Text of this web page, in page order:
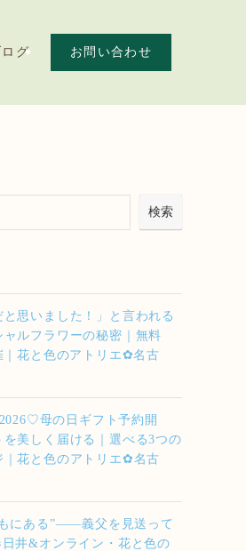
ログ お問い合わせ
検索
と思いました！」と言われる
ャルフラワーの秘密｜無料
｜花と色のアトリエ✿名古
母の日ギフト予約開
美しく届ける｜選べる3つの
｜花と色のアトリエ✿名古
にある”――義父を見送って
井&オンライン・花と色の